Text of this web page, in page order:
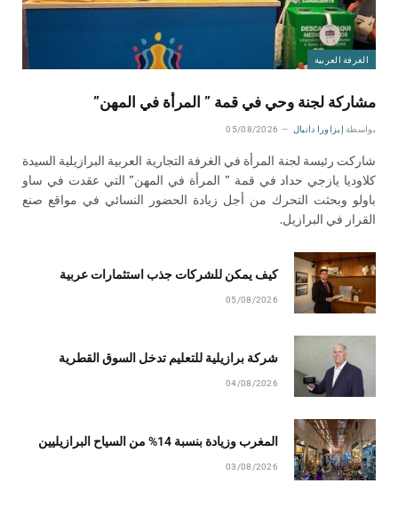
الغرفة العربية
مشاركة لجنة وحي في قمة ” المرأة في المهن”
بواسطة إيزاورا دانيال 05/08/2026
شاركت رئيسة لجنة المرأة في الغرفة التجارية العربية البرازيلية السيدة
كلاوديا يازجي حداد في قمة ” المرأة في المهن” التي عقدت في ساو
باولو وبحثت التحرك من أجل زيادة الحضور النسائي في مواقع صنع
القرار في البرازيل.
كيف يمكن للشركات جذب استثمارات عربية
05/08/2026
شركة برازيلية للتعليم تدخل السوق القطرية
04/08/2026
المغرب وزيادة بنسبة 14% من السياح البرازيليين
03/08/2026